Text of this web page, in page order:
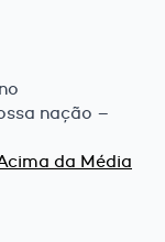
nação –
da Média